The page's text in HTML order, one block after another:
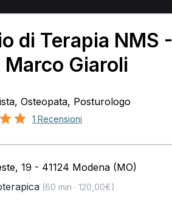
di Terapia NMS -
Giaroli
Osteopata, Posturologo
1 Recensioni
19 - 41124 Modena (MO)
(60 min · 120,00€)